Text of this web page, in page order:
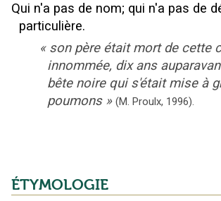
Qui n'a pas de nom; qui n'a pas de
particulière.
« son père était mort de cette
innommée, dix ans
bête noire qui s'était mise à
poumons » (M. Proulx, 1996).
ÉTYMOLOGIE